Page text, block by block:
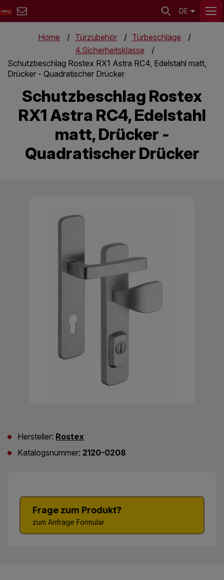
DE
Home Türzubehör
Türbeschläge
4.Sicherheitsklasse
Schutzbeschlag Rostex RX1 Astra RC4, Edelstahl matt,
Drücker - Quadratischer Drücker
Schutzbeschlag Rostex
RX1 Astra RC4, Edelstahl
matt, Drücker -
Quadratischer Drücker
Frage zum Produkt?
zum Anfrage Formular
Hersteller: Rostex
Katalogsnummer: 2120-0208